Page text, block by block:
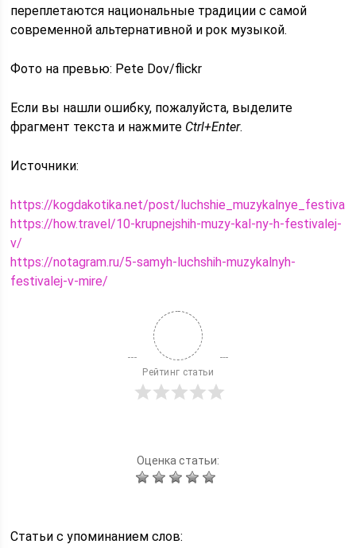
переплетаются национальные традиции с самой
современной альтернативной и рок музыкой.
Фото на превью: Pete Dov/flickr
Если вы нашли ошибку, пожалуйста, выделите
фрагмент текста и нажмите Ctrl+Enter.
Источники:
https://kogdakotika.net/post/
https://how.travel/10-krupnejshih-muzy-kal-ny-h-festivalej-
v/
https://notagram.ru/5-samyh-luchshih-muzykalnyh-
festivalej-v-mire/
Рейтинг статьи
Оценка статьи:
Статьи c упоминанием слов: